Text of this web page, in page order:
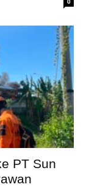
PT Sun